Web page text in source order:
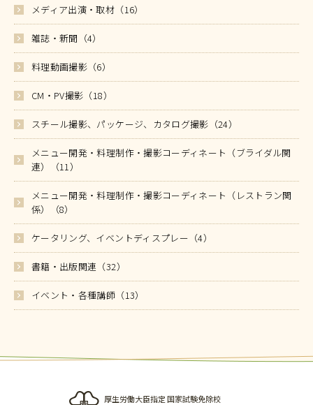
メディア出演・取材（16）
雑誌・新聞（4）
料理動画撮影（6）
CM・PV撮影（18）
スチール撮影、パッケージ、カタログ撮影（24）
メニュー開発・料理制作・撮影コーディネート（ブライダル関
連）（11）
メニュー開発・料理制作・撮影コーディネート（レストラン関
係）（8）
ケータリング、イベントディスプレー（4）
書籍・出版関連（32）
イベント・各種講師（13）
厚生労働大臣指定 国家試験免除校